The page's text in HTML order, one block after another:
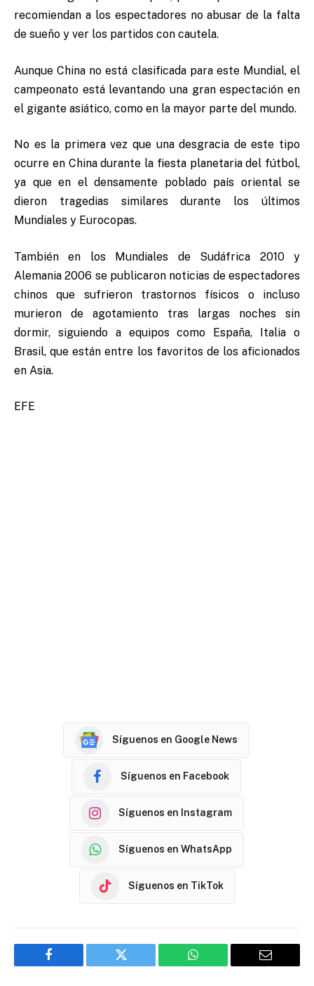
recomiendan a los espectadores no abusar de la falta
de sueño y ver los partidos con cautela.
Aunque China no está clasificada para este Mundial, el
campeonato está levantando una gran espectación en
el gigante asiático, como en la mayor parte del mundo.
No es la primera vez que una desgracia de este tipo
ocurre en China durante la fiesta planetaria del fútbol,
ya que en el densamente poblado país oriental se
dieron tragedias similares durante los últimos
Mundiales y Eurocopas.
También en los Mundiales de Sudáfrica 2010 y
Alemania 2006 se publicaron noticias de espectadores
chinos que sufrieron trastornos físicos o incluso
murieron de agotamiento tras largas noches sin
dormir, siguiendo a equipos como España, Italia o
Brasil, que están entre los favoritos de los aficionados
en Asia.
EFE
Síguenos en Google News
Síguenos en Facebook
Síguenos en Instagram
Síguenos en WhatsApp
Síguenos en TikTok
Facebook Twitter WhatsApp Email